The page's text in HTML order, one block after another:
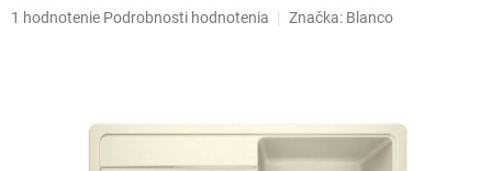
Priemerné
1 hodnotenie Podrobnosti hodnotenia Značka: Blanco